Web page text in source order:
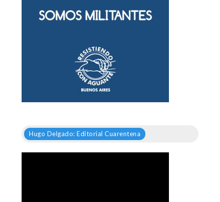
Hugo Delgado: Editorial Cuarentena